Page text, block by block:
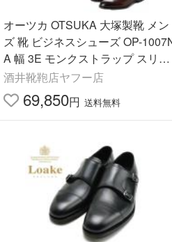
オーツカ OTSUKA 大塚製靴 メン
ズ 靴 ビジネスシューズ OP-1007N
A 幅 3E モンクストラップ スリッ
ポン 革底 宮内庁御用達メーカー 正
規取扱店
酒井靴鞄店ヤフー店
69,850円 送料無料